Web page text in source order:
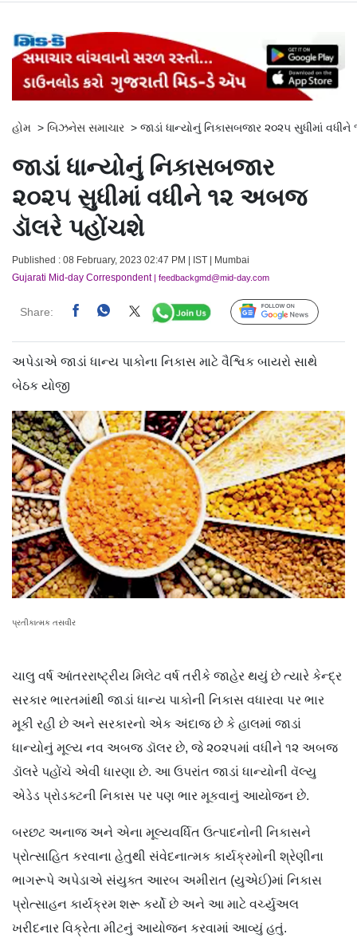
હોમ > બિઝનેસ સમાચાર > જાડાં ધાન્યોનું નિકાસબજાર ૨૦૨૫ સુધીમાં
જાડાં ધાન્યોનું નિકાસબજાર
૨૦૨૫ સુધીમાં વધીને ૧૨ અબજ
ડૉલરે પહોંચશે
Published : 08 February, 2023 02:47 PM | IST | Mumbai
Gujarati Mid-day Correspondent| feedbackgmd@mid-day.com
Share: Follow Us
અપેડાએ જાડાં ધાન્ય પાકોના નિકાસ માટે વૈશ્વિક બાયરો સાથે
બેઠક યોજી
પ્રતીકાત્મક તસવીર
ચાલુ વર્ષ આંતરરાષ્ટ્રીય મિલેટ વર્ષ તરીકે જાહેર થયું છે ત્યારે કેન્દ્ર
સરકાર ભારતમાંથી જાડાં ધાન્ય પાકોની નિકાસ વધારવા પર ભાર
મૂકી રહી છે અને સરકારનો એક અંદાજ છે કે હાલમાં જાડાં
ધાન્યોનું મૂલ્ય નવ અબજ ડૉલર છે, જે ૨૦૨૫માં વધીને ૧૨ અબજ
ડૉલરે પહોંચે એવી ધારણા છે. આ ઉપરાંત જાડાં ધાન્યોની વૅલ્યુ
એડેડ પ્રોડક્ટની નિકાસ પર પણ ભાર મૂકવાનું આયોજન છે.
બરછટ અનાજ અને એના મૂલ્યવર્ધિત ઉત્પાદનોની નિકાસને
પ્રોત્સાહિત કરવાના હેતુથી સંવેદનાત્મક કાર્યક્રમોની શ્રેણીના
ભાગરૂપે અપેડાએ સંયુક્ત આરબ અમીરાત (યુએઈ)માં નિકાસ
પ્રોત્સાહન કાર્યક્રમ શરૂ કર્યો છે અને આ માટે વર્ચ્યુઅલ
ખરીદનાર વિક્રેતા મીટનું આયોજન કરવામાં આવ્યું હતું.